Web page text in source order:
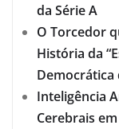
da Série A
O Torcedor
História da
Democrática
Inteligência
Cerebrais